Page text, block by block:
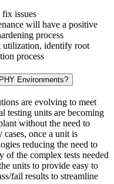
issues
will have a positive
process
utilization, identify root
process
Environments?
are evolving to meet
testing units are becoming
without the need to
once a unit is
reducing the need to
of the complex tests needed
units to provide easy to
fail results to streamline